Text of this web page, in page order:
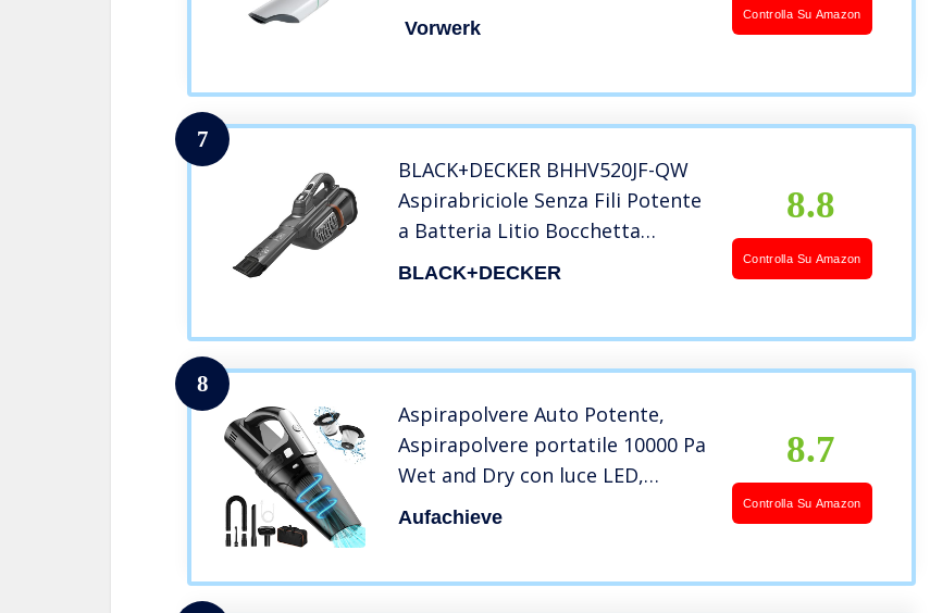
Vorwerk
Controlla Su Amazon
7
BLACK+DECKER BHHV520JF-QW
Aspirabriciole Senza Fili Potente
a Batteria Litio Bocchetta
Aspirante Estendibile, 2 Livelli di
BLACK+DECKER
8.8
Controlla Su Amazon
8
Aspirapolvere Auto Potente,
Aspirapolvere portatile 10000 Pa
Wet and Dry con luce LED,
Aspirabriciole Senza Fili Potente
Aufachieve
8.7
Controlla Su Amazon